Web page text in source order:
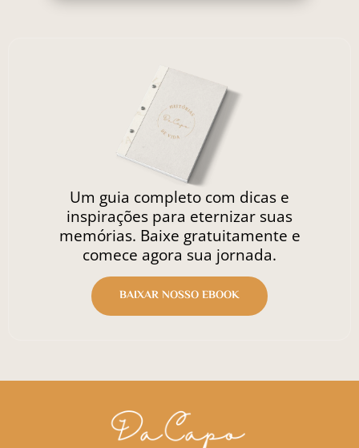
Um guia completo com dicas e
inspirações para eternizar suas
memórias. Baixe gratuitamente e
comece agora sua jornada.
BAIXAR NOSSO EBOOK